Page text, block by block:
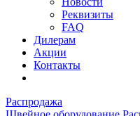
Реквизиты
FAQ
Дилерам
Акции
Контакты
Распродажа